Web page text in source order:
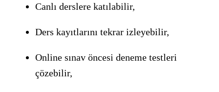
Canlı derslere katılabilir,
Ders kayıtlarını tekrar izleyebilir,
Online sınav öncesi deneme testleri
çözebilir,